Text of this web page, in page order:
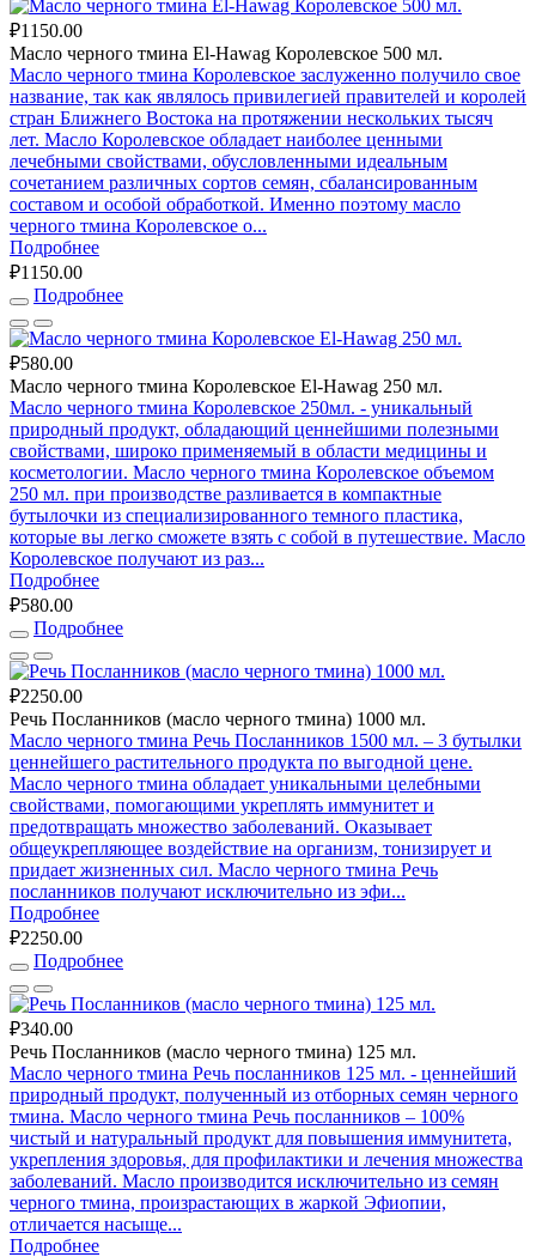
₽1150.00
Масло черного тмина El-Hawag Королевское 500 мл.
Масло черного тмина Королевское заслуженно получило свое
название, так как являлось привилегией правителей и королей
стран Ближнего Востока на протяжении нескольких тысяч
лет. Масло Королевское обладает наиболее ценными
лечебными свойствами, обусловленными идеальным
сочетанием различных сортов семян, сбалансированным
составом и особой обработкой. Именно поэтому масло
черного тмина Королевское о...
Подробнее
₽1150.00
Подробнее
₽580.00
Масло черного тмина Королевское El-Hawag 250 мл.
Масло черного тмина Королевское 250мл. - уникальный
природный продукт, обладающий ценнейшими полезными
свойствами, широко применяемый в области медицины и
косметологии. Масло черного тмина Королевское объемом
250 мл. при производстве разливается в компактные
бутылочки из специализированного темного пластика,
которые вы легко сможете взять с собой в путешествие. Масло
Королевское получают из раз...
Подробнее
₽580.00
Подробнее
₽2250.00
Речь Посланников (масло черного тмина) 1000 мл.
Масло черного тмина Речь Посланников 1500 мл. – 3 бутылки
ценнейшего растительного продукта по выгодной цене.
Масло черного тмина обладает уникальными целебными
свойствами, помогающими укреплять иммунитет и
предотвращать множество заболеваний. Оказывает
общеукрепляющее воздействие на организм, тонизирует и
придает жизненных сил. Масло черного тмина Речь
посланников получают исключительно из эфи...
Подробнее
₽2250.00
Подробнее
₽340.00
Речь Посланников (масло черного тмина) 125 мл.
Масло черного тмина Речь посланников 125 мл. - ценнейший
природный продукт, полученный из отборных семян черного
тмина. Масло черного тмина Речь посланников – 100%
чистый и натуральный продукт для повышения иммунитета,
укрепления здоровья, для профилактики и лечения множества
заболеваний. Масло производится исключительно из семян
черного тмина, произрастающих в жаркой Эфиопии,
отличается насыще...
Подробнее